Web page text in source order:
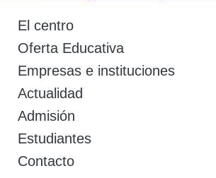
El centro
Oferta Educativa
Empresas e instituciones
Actualidad
Admisión
Estudiantes
Contacto